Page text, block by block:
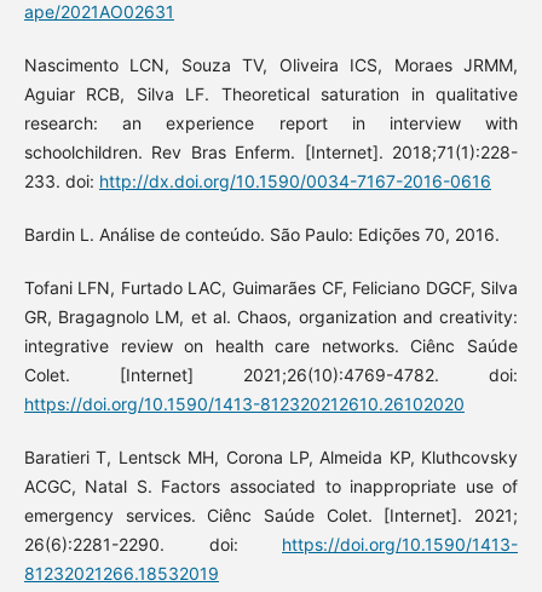
ape/2021AO02631
Nascimento LCN, Souza TV, Oliveira ICS, Moraes JRMM,
Aguiar RCB, Silva LF. Theoretical saturation in qualitative
research: an experience report in interview with
schoolchildren. Rev Bras Enferm. [Internet]. 2018;71(1):228-
233. doi: http://dx.doi.org/10.1590/0034-7167-2016-0616
Bardin L. Análise de conteúdo. São Paulo: Edições 70, 2016.
Tofani LFN, Furtado LAC, Guimarães CF, Feliciano DGCF, Silva
GR, Bragagnolo LM, et al. Chaos, organization and creativity:
integrative review on health care networks. Ciênc Saúde
Colet. [Internet] 2021;26(10):4769-4782. doi:
https://doi.org/10.1590/1413-812320212610.26102020
Baratieri T, Lentsck MH, Corona LP, Almeida KP, Kluthcovsky
ACGC, Natal S. Factors associated to inappropriate use of
emergency services. Ciênc Saúde Colet. [Internet]. 2021;
26(6):2281-2290. doi: https://doi.org/10.1590/1413-
81232021266.18532019